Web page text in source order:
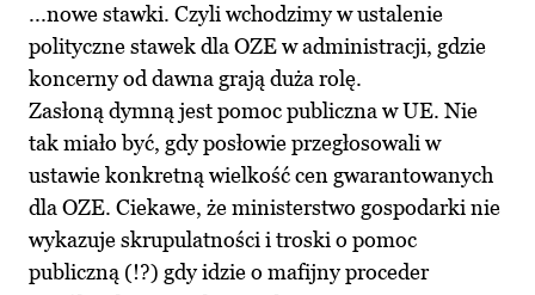
...nowe stawki. Czyli wchodzimy w ustalenie
polityczne stawek dla OZE w administracji, gdzie
koncerny od dawna grają duża rolę.
Zasłoną dymną jest pomoc publiczna w UE. Nie
tak miało być, gdy posłowie przegłosowali w
ustawie konkretną wielkość cen gwarantowanych
dla OZE. Ciekawe, że ministerstwo gospodarki nie
wykazuje skrupulatności i troski o pomoc
publiczną (!?) gdy idzie o mafijny proceder